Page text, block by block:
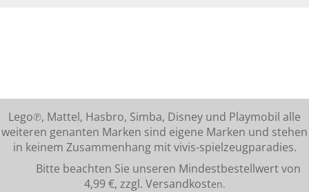
Lego℗, Mattel, Hasbro, Simba, Disney und Playmobil alle
weiteren genanten Marken sind eigene Marken und stehen
in keinem Zusammenhang mit vivis-spielzeugparadies.
Bitte beachten Sie unseren Mindestbestellwert von
4,99 €, zzgl. Versandkosten.